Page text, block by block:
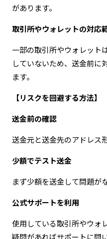
があります。
取引所やウォレットの対応
一部の取引所やウォレット
していないため、送金前に
ます。
【リスクを回避する方法】
送金前の確認
送金元と送金先のアドレス
少額でテスト送金
まず少額を送金して問題が
公式サポートを利用
使用している取引所やウォ
疑問があればサポートに問